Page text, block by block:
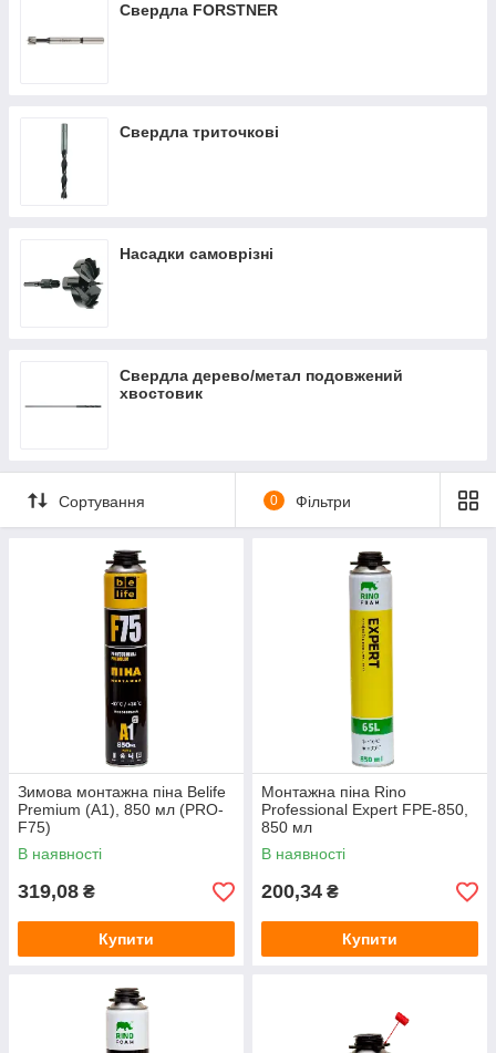
Свердла FORSTNER
Свердла триточкові
Насадки самоврізні
Свердла дерево/метал подовжений
хвостовик
Сортування 0 Фільтри
Зимова монтажна піна Belife
Premium (A1), 850 мл (PRO-
F75)
В наявності
319,08 ₴
Купити
Монтажна піна Rino
Professional Expert FPE-850,
850 мл
В наявності
200,34 ₴
Купити